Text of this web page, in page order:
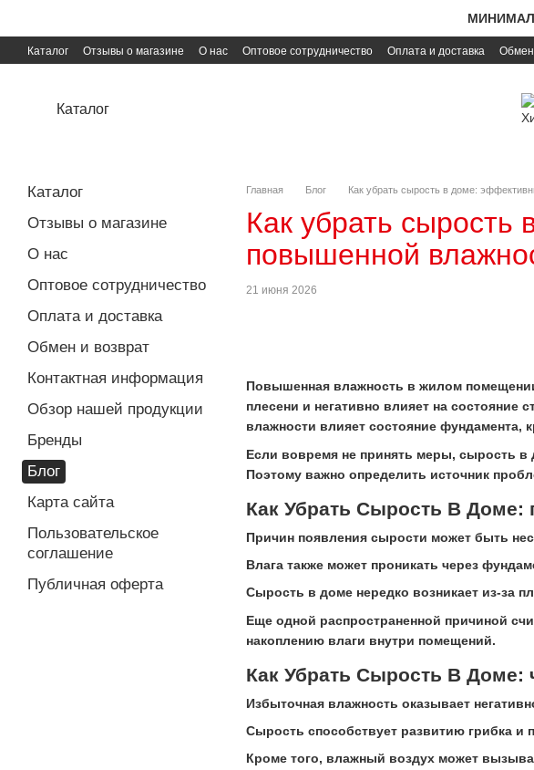
Каталог Отзывы о магазине О нас Оптовое сотрудничество Оплата и доставка Обмен
Каталог
Главная Блог Как убрать сырость в доме:
Как убрать
повышенной
21 июня 2026
Повышенная влажность в жилом
плесени и негативно влияет на состояние
влажности влияет состояние фундамента,
Если вовремя не принять меры, сырость
Поэтому важно определить источник
Как Убрать Сырость В Доме:
Причин появления сырости может быть
Влага также может проникать через
Сырость в доме нередко возникает из-за
Еще одной распространенной причиной
накоплению влаги внутри помещений.
Как Убрать Сырость В Доме:
Избыточная влажность оказывает
Сырость способствует развитию грибка и
Кроме того, влажный воздух может
Каталог
Отзывы о магазине
О нас
Оптовое сотрудничество
Оплата и доставка
Обмен и возврат
Контактная информация
Обзор нашей продукции
Бренды
Блог
Карта сайта
Пользовательское
соглашение
Публичная оферта